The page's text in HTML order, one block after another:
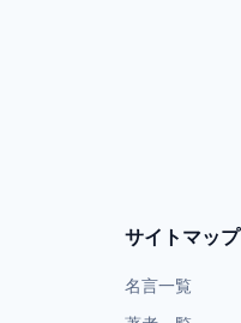
サイトマップ
名言一覧